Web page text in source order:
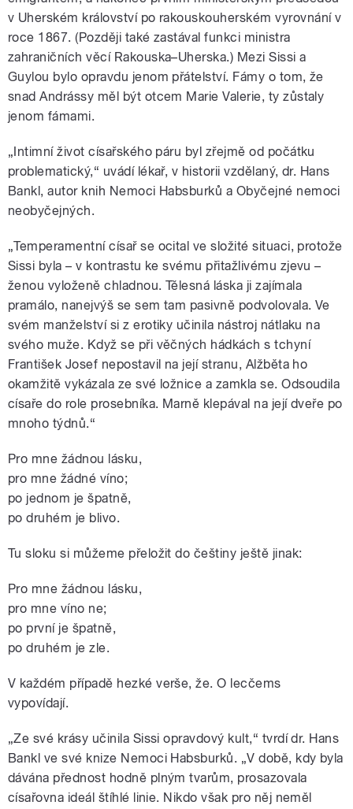
v Uherském království po rakouskouherském vyrovnání v
roce 1867. (Později také zastával funkci ministra
zahraničních věcí Rakouska–Uherska.) Mezi Sissi a
Guylou bylo opravdu jenom přátelství. Fámy o tom, že
snad Andrássy měl být otcem Marie Valerie, ty zůstaly
jenom fámami.
„Intimní život císařského páru byl zřejmě od počátku
problematický,“ uvádí lékař, v historii vzdělaný, dr. Hans
Bankl, autor knih Nemoci Habsburků a Obyčejné nemoci
neobyčejných.
„Temperamentní císař se ocital ve složité situaci, protože
Sissi byla – v kontrastu ke svému přitažlivému zjevu –
ženou vyloženě chladnou. Tělesná láska ji zajímala
pramálo, nanejvýš se sem tam pasivně podvolovala. Ve
svém manželství si z erotiky učinila nástroj nátlaku na
svého muže. Když se při věčných hádkách s tchyní
František Josef nepostavil na její stranu, Alžběta ho
okamžitě vykázala ze své ložnice a zamkla se. Odsoudila
císaře do role prosebníka. Marně klepával na její dveře po
mnoho týdnů.“
Pro mne žádnou lásku,
pro mne žádné víno;
po jednom je špatně,
po druhém je blivo.
Tu sloku si můžeme přeložit do češtiny ještě jinak:
Pro mne žádnou lásku,
pro mne víno ne;
po první je špatně,
po druhém je zle.
V každém případě hezké verše, že. O lecčems
vypovídají.
„Ze své krásy učinila Sissi opravdový kult,“ tvrdí dr. Hans
Bankl ve své knize Nemoci Habsburků. „V době, kdy byla
dávána přednost hodně plným tvarům, prosazovala
císařovna ideál štíhlé linie. Nikdo však pro něj neměl